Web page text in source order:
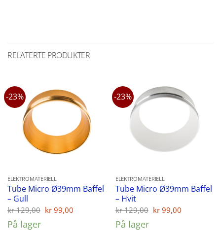
RELATERTE PRODUKTER
-23%
ELEKTROMATERIELL
Tube Micro Ø39mm Baffel
– Gull
kr129,00 Opprinnelig
kr 99,00 Nåværende
På lager
-23%
ELEKTROMATERIELL
Tube Micro Ø39mm Baffel
– Hvit
kr129,00 Opprinnelig
kr 99,00
På lager